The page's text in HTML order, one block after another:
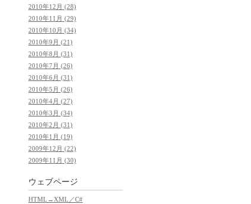
2010年12月 (28)
2010年11月 (29)
2010年10月 (34)
2010年9月 (21)
2010年8月 (31)
2010年7月 (26)
2010年6月 (31)
2010年5月 (26)
2010年4月 (27)
2010年3月 (34)
2010年2月 (31)
2010年1月 (19)
2009年12月 (22)
2009年11月 (30)
ウェブページ
HTML→XML／C#